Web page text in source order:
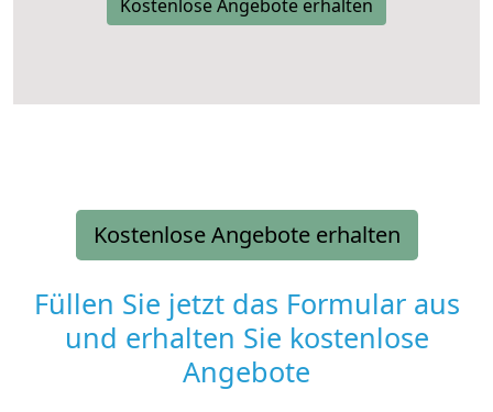
Kostenlose Angebote erhalten
Kostenlose Angebote erhalten
Füllen Sie jetzt das Formular aus
und erhalten Sie kostenlose
Angebote